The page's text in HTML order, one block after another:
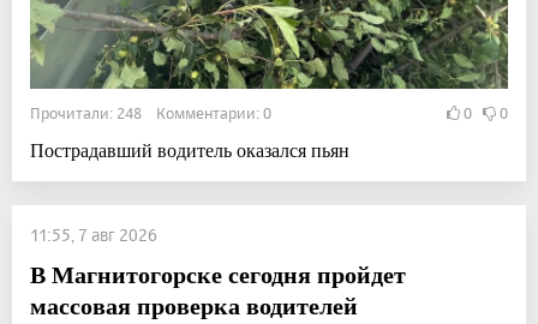
Прочитали: 248 Комментарии: 0 0 0
Пострадавший водитель оказался пьян
11:55, 7 авг 2026
В Магнитогорске сегодня пройдет
массовая проверка водителей